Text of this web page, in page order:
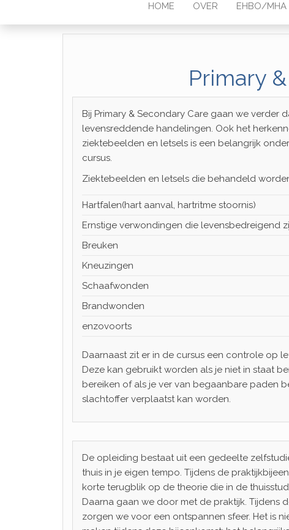
HOME OVER EHBO/MHA
Primary
Bij Primary & Secondary Care gaan we verder
levensreddende handelingen. Ook het
ziektebeelden en letsels is een belangrijk
cursus.
Ziektebeelden en letsels die behandeld
Hartfalen(hart aanval, hartritme stoornis)
Ernstige verwondingen die levensbedreigend
Breuken
Kneuzingen
Schaafwonden
Brandwonden
enzovoorts
Daarnaast zit er in de cursus een controle op
Deze kan gebruikt worden als je niet in staat
bereiken of als je ver van begaanbare paden
slachtoffer verplaatst kan worden.
De opleiding bestaat uit een gedeelte
thuis in je eigen tempo. Tijdens de
korte terugblik op de theorie die in de
Daarna gaan we door met de praktijk. Tijdens
zorgen we voor een ontspannen sfeer. Het is